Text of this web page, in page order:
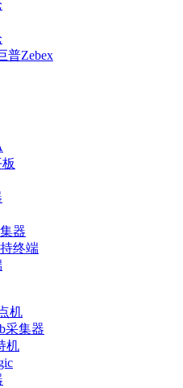
普Zebex
器
终端
机
采集器
机